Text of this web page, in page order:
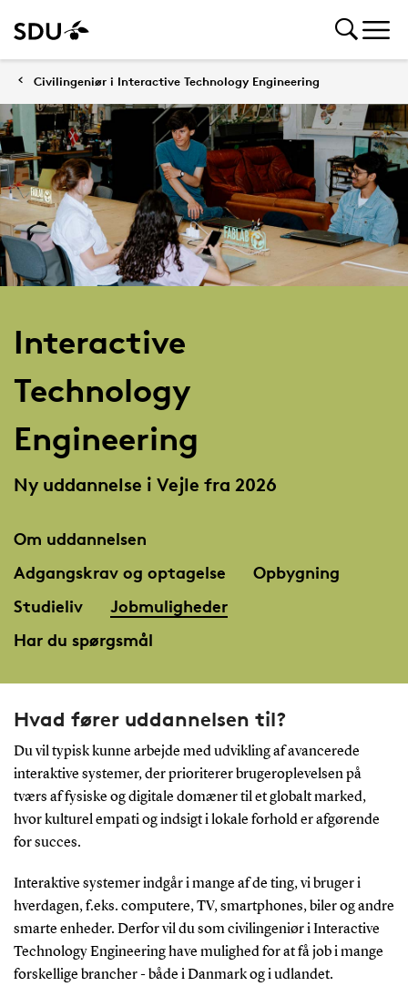
Civilingeniør i Interactive Technology Engineering
Interactive
Technology
Engineering
Ny uddannelse i Vejle fra 2026
Om uddannelsen
Adgangskrav og optagelse
Opbygning
Studieliv
Jobmuligheder
Har du spørgsmål
Hvad fører uddannelsen til?
Du vil typisk kunne arbejde med udvikling af avancerede
interaktive systemer, der prioriterer brugeroplevelsen på
tværs af fysiske og digitale domæner til et globalt marked,
hvor kulturel empati og indsigt i lokale forhold er afgørende
for succes.
Interaktive systemer indgår i mange af de ting, vi bruger i
hverdagen, f.eks. computere, TV, smartphones, biler og andre
smarte enheder. Derfor vil du som civilingeniør i Interactive
Technology Engineering have mulighed for at få job i mange
forskellige brancher - både i Danmark og i udlandet.